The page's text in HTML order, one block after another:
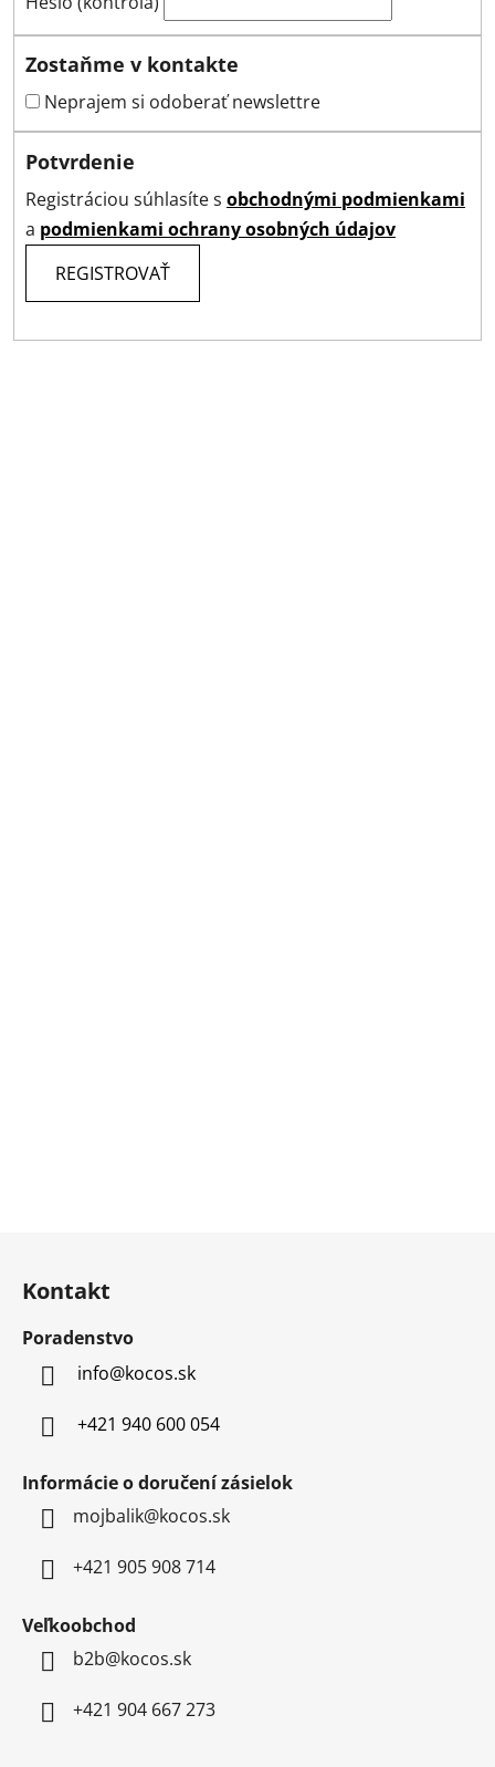
Zostaňme v kontakte
Neprajem si odoberať newslettre
Potvrdenie
Registráciou súhlasíte s obchodnými podmienkami
a podmienkami ochrany osobných údajov
Kontakt
Poradenstvo
info@kocos.sk
+421 940 600 054
Informácie o doručení zásielok
mojbalik@kocos.sk
+421 905 908 714
Veľkoobchod
b2b@kocos.sk
+421 904 667 273